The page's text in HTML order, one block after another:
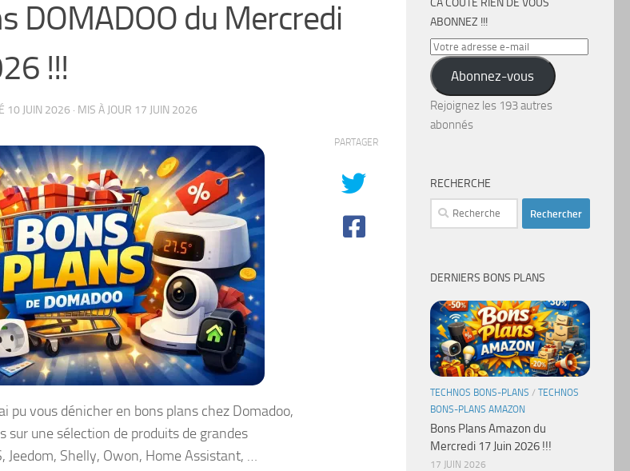
DOMADOO du Mercredi
!!!
10 JUIN 2026 · MIS À JOUR 17 JUIN 2026
pu vous dénicher en bons plans chez Domadoo,
sur une sélection de produits de grandes
Jeedom, Shelly, Owon, Home Assistant, …
PARTAGER
CA COÛTE RIEN DE VOUS
ABONNEZ !!!
Votre
adresse
e-
mail
Abonnez-vous
Rejoignez les 193 autres
abonnés
RECHERCHE
Rechercher :
DERNIERS BONS PLANS
TECHNOS BONS-PLANS / TECHNOS
BONS-PLANS AMAZON
Bons Plans Amazon du
Mercredi 17 Juin 2026 !!!
17 JUIN 2026